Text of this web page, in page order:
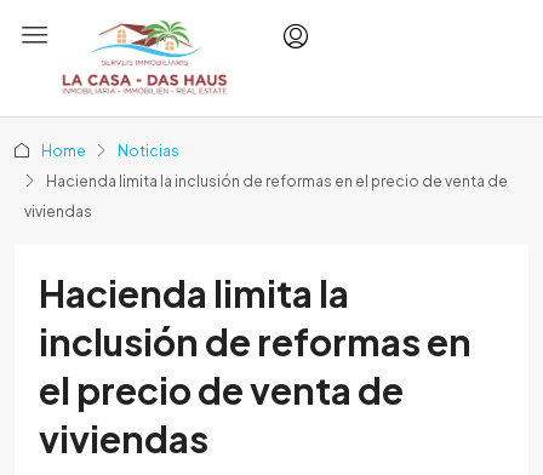
Home
Noticias
Hacienda limita la inclusión de reformas en el precio de venta de
viviendas
Hacienda limita la
inclusión de reformas en
el precio de venta de
viviendas